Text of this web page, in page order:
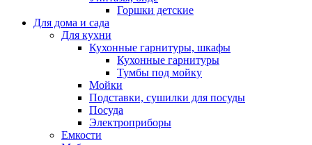
Горшки детские
Для дома и сада
Для кухни
Кухонные гарнитуры, шкафы
Кухонные гарнитуры
Тумбы под мойку
Мойки
Подставки, сушилки для посуды
Посуда
Электроприборы
Емкости